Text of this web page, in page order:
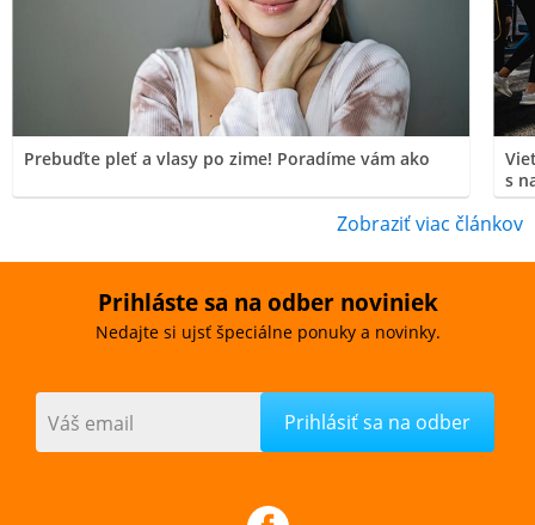
Prebuďte pleť a vlasy po zime! Poradíme vám ako
s
Zobraziť viac článkov
Prihláste sa na odber noviniek
Nedajte si ujsť špeciálne ponuky a novinky.
Váš email